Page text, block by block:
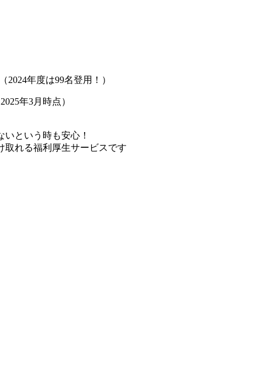
年度は99名登用！）
年3月時点）
という時も安心！
れる福利厚生サービスです